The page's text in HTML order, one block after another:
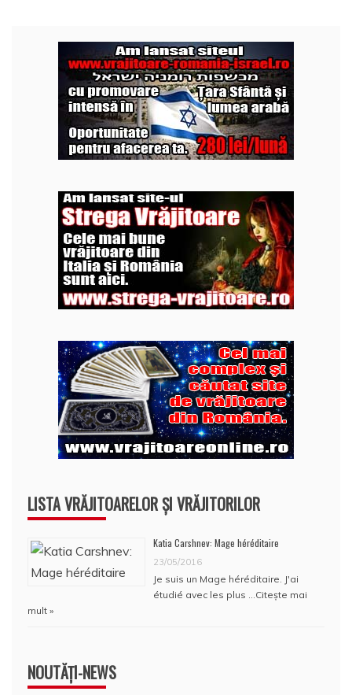
LISTA VRĂJITOARELOR ȘI VRĂJITORILOR
Katia Carshnev: Mage héréditaire
23/05/2016
Je suis un Mage héréditaire. J'ai
étudié avec les plus … Citește mai
mult »
NOUTĂȚI-NEWS